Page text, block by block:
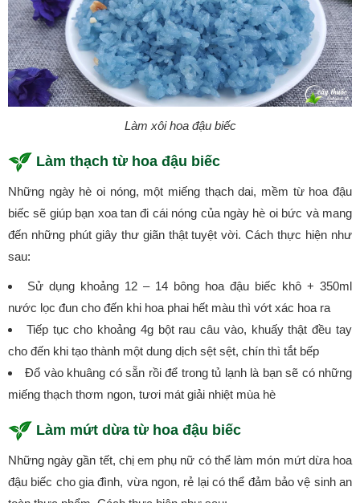
Làm xôi hoa đậu biếc
Làm thạch từ hoa đậu biếc
Những ngày hè oi nóng, một miếng thạch dai, mềm từ hoa đậu
biếc sẽ giúp bạn xoa tan đi cái nóng của ngày hè oi bức và mang
đến những phút giây thư giãn thật tuyệt vời. Cách thực hiện như
sau:
Sử dụng khoảng 12 – 14 bông hoa đậu biếc khô + 350ml
nước lọc đun cho đến khi hoa phai hết màu thì vớt xác hoa ra
Tiếp tục cho khoảng 4g bột rau câu vào, khuấy thật đều tay
cho đến khi tạo thành một dung dịch sệt sệt, chín thì tắt bếp
Đổ vào khuâng có sẵn rồi để trong tủ lạnh là bạn sẽ có những
miếng thạch thơm ngon, tươi mát giải nhiệt mùa hè
Làm mứt dừa từ hoa đậu biếc
Những ngày gần tết, chị em phụ nữ có thể làm món mứt dừa hoa
đậu biếc cho gia đình, vừa ngon, rẻ lại có thể đảm bảo vệ sinh an